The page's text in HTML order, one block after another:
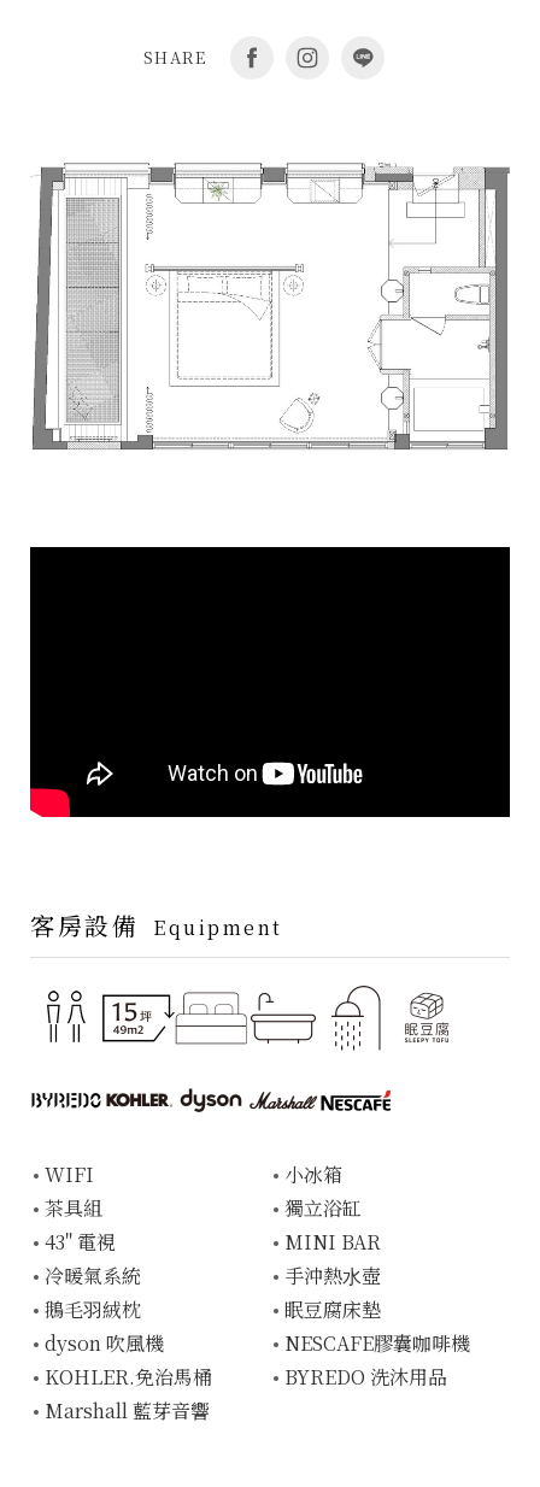
SHARE
客房設備 Equipment
WIFI
⼩冰箱
茶具組
獨立浴缸
43" 電視
MINI BAR
冷暖氣系統
⼿沖熱⽔壺
鵝毛⽻絨枕
眠豆腐床墊
dyson 吹風機
NESCAFE膠囊咖啡機
KOHLER.免治馬桶
BYREDO 洗沐用品
Marshall 藍芽音響